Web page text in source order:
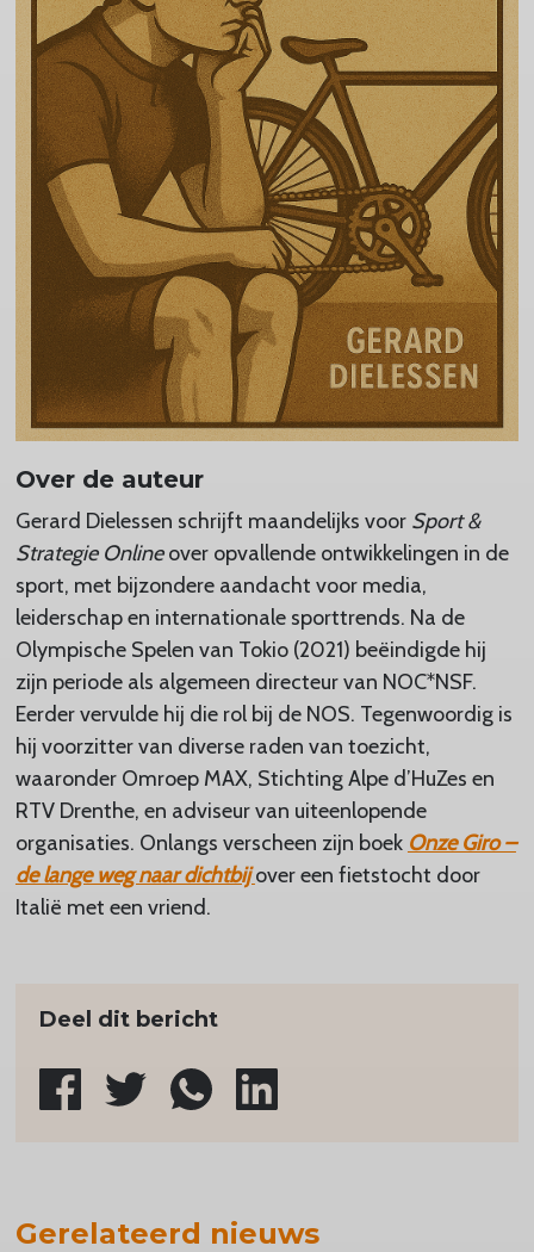
Over de auteur
Gerard Dielessen schrijft maandelijks voor Sport &
Strategie Onlineover opvallende ontwikkelingen in de
sport, met bijzondere aandacht voor media,
leiderschap en internationale sporttrends. Na de
Olympische Spelen van Tokio (2021) beëindigde hij
zijn periode als algemeen directeur van NOC*NSF.
Eerder vervulde hij die rol bij de NOS. Tegenwoordig is
hij voorzitter van diverse raden van toezicht,
waaronder Omroep MAX, Stichting Alpe d’HuZes en
RTV Drenthe, en adviseur van uiteenlopende
organisaties. Onlangs verscheen zijn boek Onze Giro –
de lange weg naar dichtbijover een fietstocht door
Italië met een vriend.
Deel dit bericht
Gerelateerd nieuws